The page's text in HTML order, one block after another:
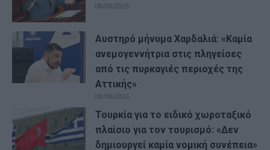
08/08/2026
Αυστηρό μήνυμα Χαρδαλιά: «Καμία
ανεμογεννήτρια στις πληγείσες
από τις πυρκαγιές περιοχές της
Αττικής»
08/08/2026
Τουρκία για το ειδικό χωροταξικό
πλαίσιο για τον τουρισμό: «Δεν
δημιουργεί καμία νομική συνέπεια»